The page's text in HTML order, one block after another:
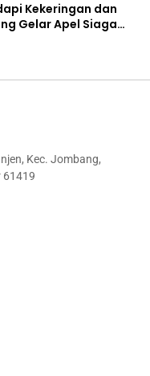
Kekeringan dan
Gelar Apel Siaga
Kec. Jombang,
61419